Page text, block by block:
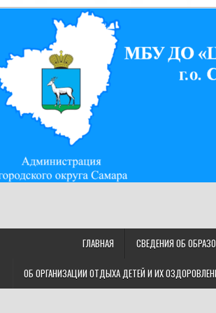
ДО "ЦДТ "Восход" г.о. Самара/443080,
ГЛАВНАЯ СВЕДЕНИЯ ОБ
ОБ ОРГАНИЗАЦИИ ОТДЫХА ДЕТЕЙ И ИХ